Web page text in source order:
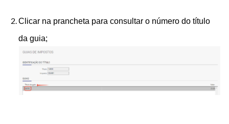
Clicar na prancheta para consultar o número do título
da guia;